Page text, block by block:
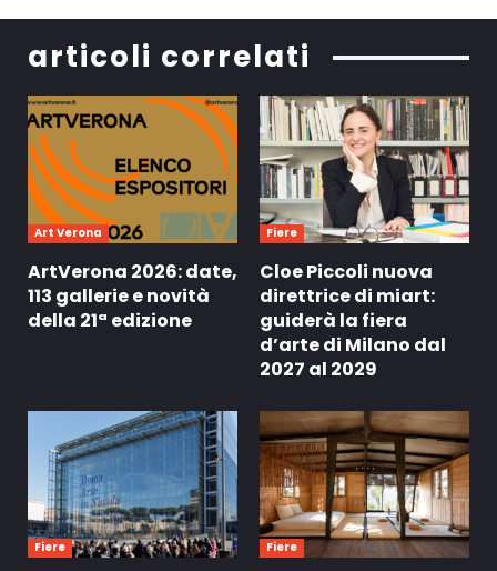
articoli correlati
Art Verona
ArtVerona 2026: date,
113 gallerie e novità
della 21ª edizione
Fiere
Cloe Piccoli nuova
direttrice di miart:
guiderà la fiera
d’arte di Milano dal
2027 al 2029
Fiere Fiere